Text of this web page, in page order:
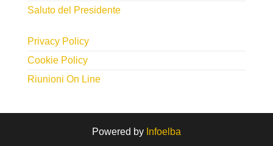
Saluto del Presidente
Privacy Policy
Cookie Policy
Riunioni On Line
Powered by Infoelba